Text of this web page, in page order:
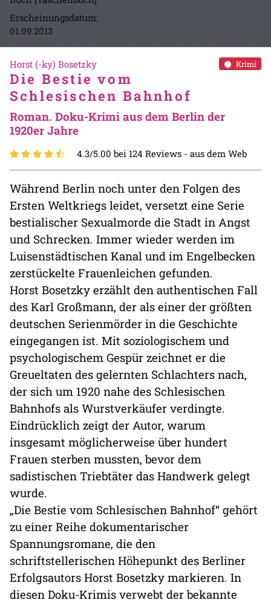
Erscheinungsdatum:
01.09.2013
Krimi
Horst (-ky) Bosetzky
Die Bestie vom
Schlesischen Bahnhof
Roman. Doku-Krimi aus dem Berlin der
1920er Jahre
4.3/5.00 bei 124 Reviews - aus dem Web
Während Berlin noch unter den Folgen des
Ersten Weltkriegs leidet, versetzt eine Serie
bestialischer Sexualmorde die Stadt in Angst
und Schrecken. Immer wieder werden im
Luisenstädtischen Kanal und im Engelbecken
zerstückelte Frauenleichen gefunden.
Horst Bosetzky erzählt den authentischen Fall
des Karl Großmann, der als einer der größten
deutschen Serienmörder in die Geschichte
eingegangen ist. Mit soziologischem und
psychologischem Gespür zeichnet er die
Greueltaten des gelernten Schlachters nach,
der sich um 1920 nahe des Schlesischen
Bahnhofs als Wurstverkäufer verdingte.
Eindrücklich zeigt der Autor, warum
insgesamt möglicherweise über hundert
Frauen sterben mussten, bevor dem
sadistischen Triebtäter das Handwerk gelegt
wurde.
„Die Bestie vom Schlesischen Bahnhof“ gehört
zu einer Reihe dokumentarischer
Spannungsromane, die den
schriftstellerischen Höhepunkt des Berliner
Erfolgsautors Horst Bosetzky markieren. In
diesen Doku-Krimis verwebt der bekannte